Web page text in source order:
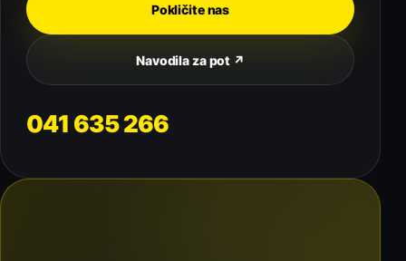
Pokličite nas
Navodila za pot ↗
041 635 266